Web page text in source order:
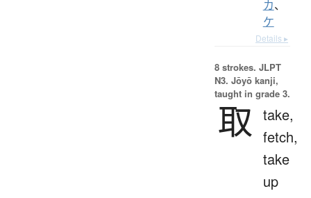
カ、
ケ
Details ▸
8 strokes. JLPT
N3. Jōyō kanji,
taught in grade 3.
取 take,
fetch,
take
up